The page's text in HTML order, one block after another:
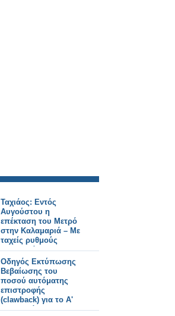
Ταχιάος: Εντός
Αυγούστου η
επέκταση του Μετρό
στην Καλαμαριά – Με
ταχείς ρυθμούς
προχωρά το Flyover.
Οδηγός Εκτύπωσης
Βεβαίωσης του
ποσού αυτόματης
επιστροφής
(clawback) για το Α'
και Β' εξάμηνο 2025